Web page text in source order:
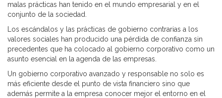
malas prácticas han tenido en el mundo empresarial y en el
conjunto de la sociedad.
Los escándalos y las prácticas de gobierno contrarias a los
valores sociales han producido una pérdida de confianza sin
precedentes que ha colocado al gobierno corporativo como un
asunto esencial en la agenda de las empresas.
Un gobierno corporativo avanzado y responsable no solo es
más eficiente desde el punto de vista financiero sino que
además permite a la empresa conocer mejor el entorno en el